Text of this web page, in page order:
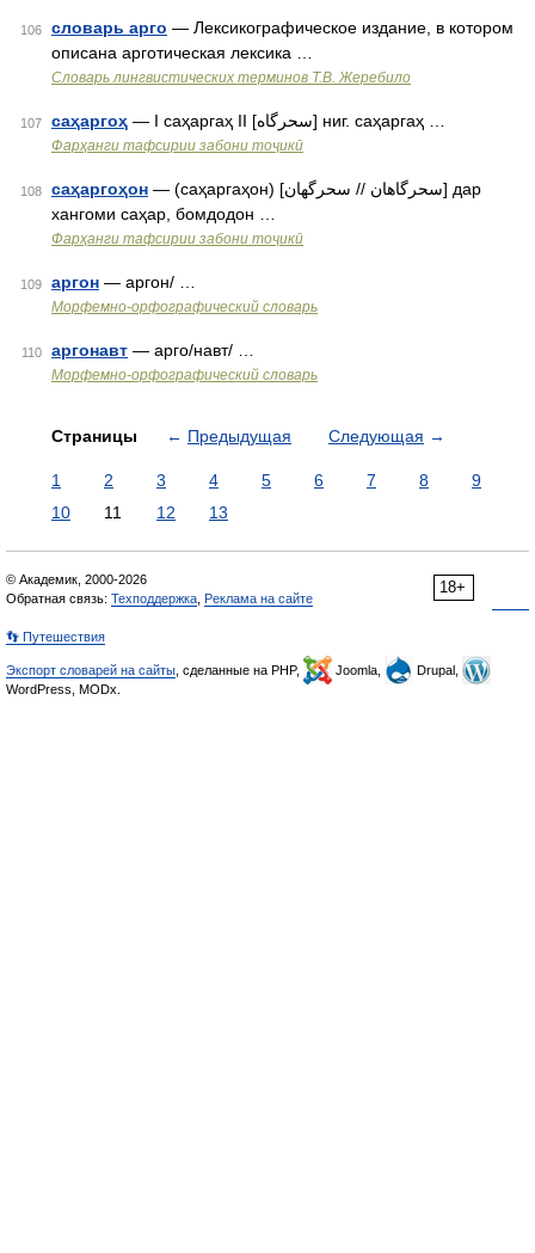
106 словарь арго — Лексикографическое издание, в котором
описана арготическая лексика …
Словарь лингвистических терминов Т.В. Жеребило
107 саҳаргоҳ — I саҳаргаҳ II [سحرگاه] ниг. саҳаргаҳ …
Фарҳанги тафсирии забони тоҷикӣ
108 саҳаргоҳон — (саҳаргаҳон) [سحرگاهان // سحرگهان] дар
хангоми саҳар, бомдодон …
Фарҳанги тафсирии забони тоҷикӣ
109 аргон — аргон/ …
Морфемно-орфографический словарь
110 аргонавт — арго/навт/ …
Морфемно-орфографический словарь
Страницы ← Предыдущая Следующая →
1 2 3 4 5 6 7 8
9
10
11 12 13
18+
© Академик, 2000-2026
Обратная связь: Техподдержка Реклама на сайте
👣 Путешествия
Экспорт словарей на сайты , сделанные на PHP, Joomla,
Drupal,
WordPress, MODx.